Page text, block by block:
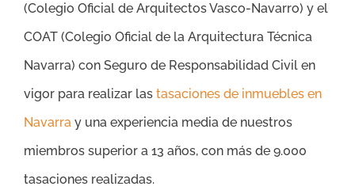
(Colegio Oficial de Arquitectos Vasco-Navarro) y el
COAT (Colegio Oficial de la Arquitectura Técnica
Navarra) con Seguro de Responsabilidad Civil en
vigor para realizar las tasaciones de inmuebles en
Navarra y una experiencia media de nuestros
miembros superior a 13 años, con más de 9.000
tasaciones realizadas.